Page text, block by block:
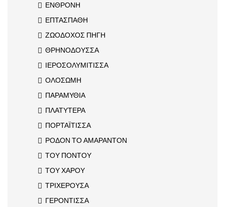
ΕΝΘΡΟΝΗ
ΕΠΤΑΣΠΑΘΗ
ΖΩΟΔΟΧΟΣ ΠΗΓΗ
ΘΡΗΝΟΔΟΥΣΣΑ
ΙΕΡΟΣΟΛΥΜΙΤΙΣΣΑ
ΟΛΟΣΩΜΗ
ΠΑΡΑΜΥΘΙΑ
ΠΛΑΤΥΤΕΡΑ
ΠΟΡΤΑΪΤΙΣΣΑ
ΡΟΔΟΝ ΤΟ ΑΜΑΡΑΝΤΟΝ
ΤΟΥ ΠΟΝΤΟΥ
ΤΟΥ ΧΑΡΟΥ
ΤΡΙΧΕΡΟΥΣΑ
ΓΕΡΟΝΤΙΣΣΑ